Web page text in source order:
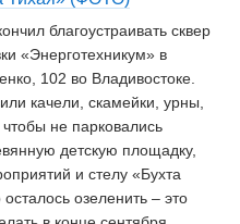
благоустраивать сквер
«Энерготехникум» в
102 во Владивостоке.
качели, скамейки, урны,
не парковались
детскую площадку,
и стелу «Бухта
озеленить – это